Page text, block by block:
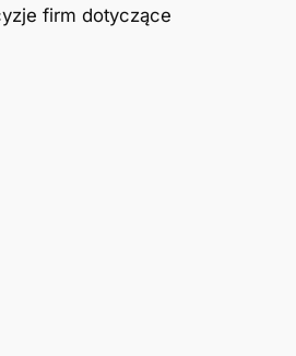
firm dotyczące